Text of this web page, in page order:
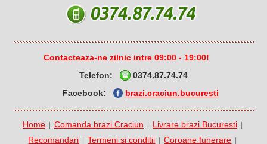
Contacteaza-ne zilnic intre 09:00 - 19:00!
Telefon:
0374.87.74.74
Facebook:
brazi.craciun.bucuresti
Home| Comanda brazi Craciun Livrare brazi Bucuresti|
Recomandari Termeni si conditii |Coroane funerare